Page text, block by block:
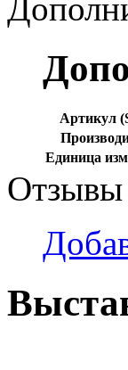
Артикул
Единица
Отзывы